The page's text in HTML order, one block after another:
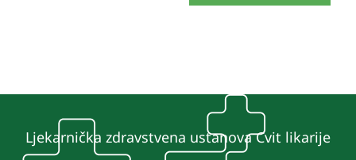
Ljekarnička zdravstvena ustanova Cvit likarije